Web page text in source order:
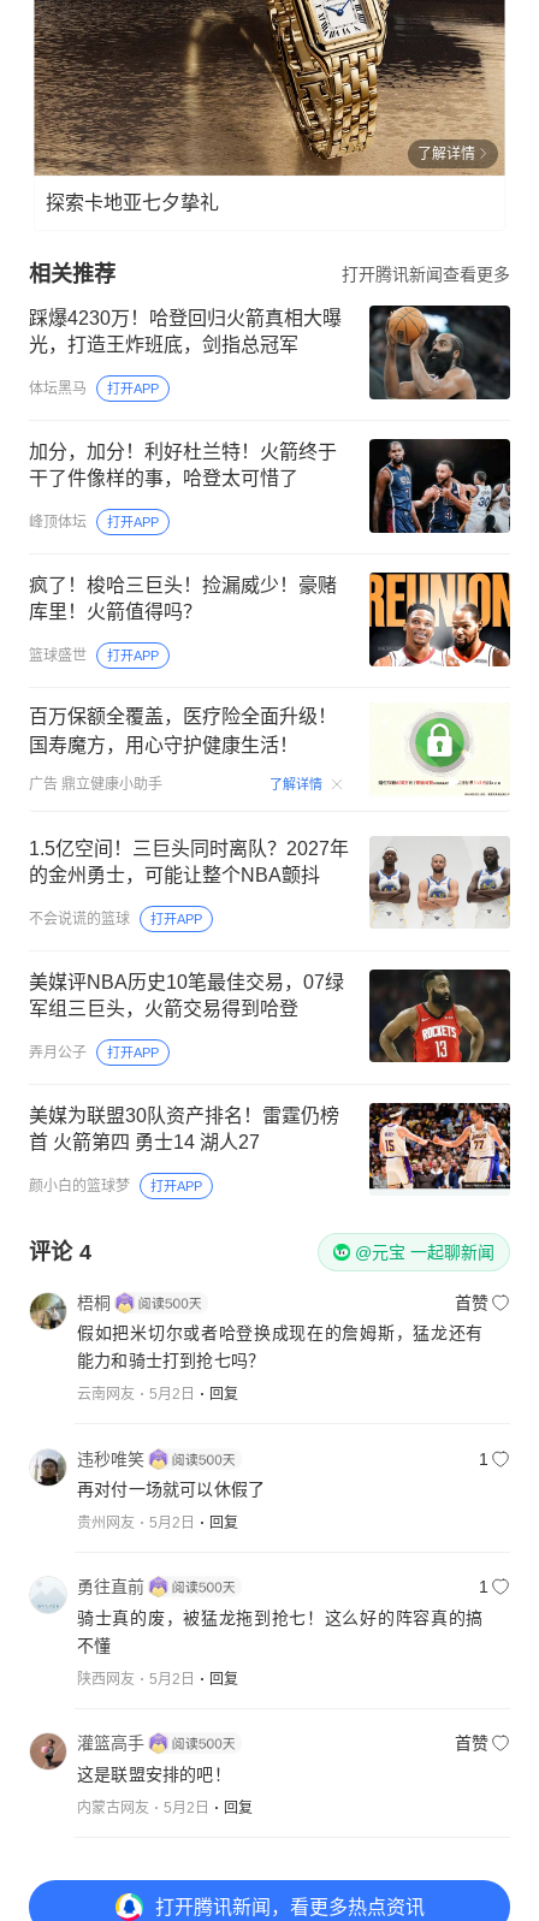
打开腾讯新闻，看更多热点资讯
了解详情
探索卡地亚七夕挚礼
相关推荐 打开腾讯新闻查看更多
踩爆4230万！哈登回归火箭真相大曝
光，打造王炸班底，剑指总冠军
体坛黑马 打开APP
加分，加分！利好杜兰特！火箭终于
干了件像样的事，哈登太可惜了
峰顶体坛 打开APP
疯了！梭哈三巨头！捡漏威少！豪赌
库里！火箭值得吗？
篮球盛世 打开APP
百万保额全覆盖，医疗险全面升级！
国寿魔方，用心守护健康生活！
广告 鼎立健康小助手 了解详情 00:06
1.5亿空间！三巨头同时离队？2027年
的金州勇士，可能让整个NBA颤抖
不会说谎的篮球 打开APP
美媒评NBA历史10笔最佳交易，07绿
军组三巨头，火箭交易得到哈登
弄月公子 打开APP
美媒为联盟30队资产排名！雷霆仍榜
首 火箭第四 勇士14 湖人27
颜小白的篮球梦 打开APP
评论 4 @元宝 一起聊新闻
梧桐
首赞
假如把米切尔或者哈登换成现在的詹姆斯，猛龙还有
能力和骑士打到抢七吗？
云南网友 5月2日 回复
违秒唯笑
1
再对付一场就可以休假了
贵州网友 5月2日 回复
勇往直前
1
骑士真的废，被猛龙拖到抢七！这么好的阵容真的搞
不懂
陕西网友 5月2日 回复
灌篮高手
首赞
这是联盟安排的吧！
内蒙古网友 5月2日 回复
已显示全部评论